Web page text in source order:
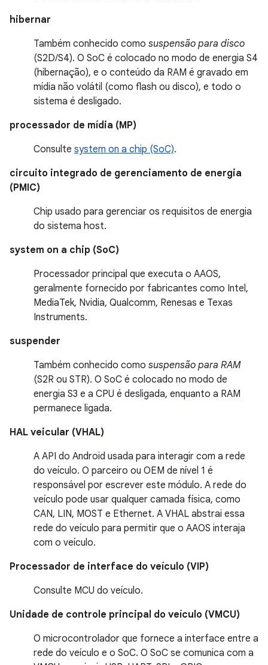
hibernar
Também conhecido como suspensão para disco
(S2D/S4). O SoC é colocado no modo de energia S4
(hibernação), e o conteúdo da RAM é gravado em
mídia não volátil (como flash ou disco), e todo o
sistema é desligado.
processador de mídia (MP)
Consulte system on a chip (SoC).
circuito integrado de gerenciamento de energia
(PMIC)
Chip usado para gerenciar os requisitos de energia
do sistema host.
system on a chip (SoC)
Processador principal que executa o AAOS,
geralmente fornecido por fabricantes como Intel,
MediaTek, Nvidia, Qualcomm, Renesas e Texas
Instruments.
suspender
Também conhecido como suspensão para RAM
(S2R ou STR). O SoC é colocado no modo de
energia S3 e a CPU é desligada, enquanto a RAM
permanece ligada.
HAL veicular (VHAL)
A API do Android usada para interagir com a rede
do veículo. O parceiro ou OEM de nível 1 é
responsável por escrever este módulo. A rede do
veículo pode usar qualquer camada física, como
CAN, LIN, MOST e Ethernet. A VHAL abstrai essa
rede do veículo para permitir que o AAOS interaja
com o veículo.
Processador de interface do veículo (VIP)
Consulte MCU do veículo.
Unidade de controle principal do veículo (VMCU)
O microcontrolador que fornece a interface entre a
rede do veículo e o SoC. O SoC se comunica com a